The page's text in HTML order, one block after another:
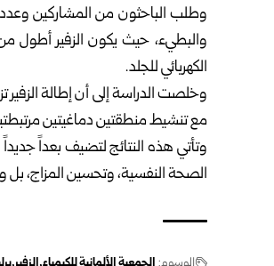
والبطيء، حيث يكون ‏الزفير أطول
الكهربائي للجلد.‏
وخلصت الدراسة إلى أن إطالة الزفير
مع تنشيط ‏منطقتين دماغيتين
وتأتي هذه النتائج لتضيف بعداً
الصحة النفسية، وتحسين ‏المزاج، بل